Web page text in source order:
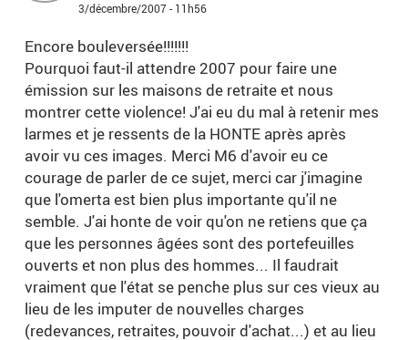
3/décembre/2007 - 11h56
Encore bouleversée!!!!!!!
Pourquoi faut-il attendre 2007 pour faire une
émission sur les maisons de retraite et nous
montrer cette violence! J'ai eu du mal à retenir mes
larmes et je ressents de la HONTE après après
avoir vu ces images. Merci M6 d'avoir eu ce
courage de parler de ce sujet, merci car j'imagine
que l'omerta est bien plus importante qu'il ne
semble. J'ai honte de voir qu'on ne retiens que ça
que les personnes âgées sont des portefeuilles
ouverts et non plus des hommes... Il faudrait
vraiment que l'état se penche plus sur ces vieux au
lieu de les imputer de nouvelles charges
(redevances, retraites, pouvoir d'achat...) et au lieu